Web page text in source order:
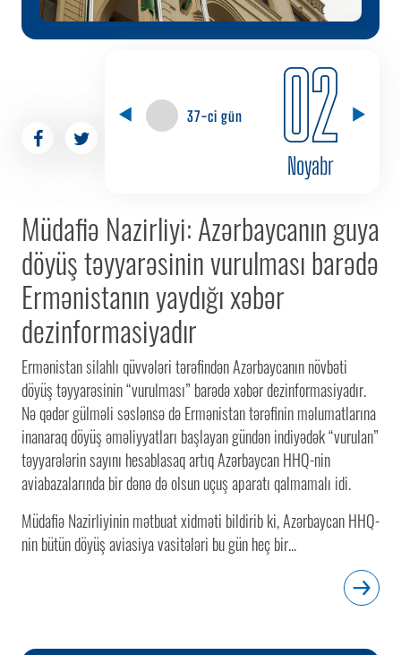
37-ci gün 02
Noyabr
Müdafiə Nazirliyi: Azərbaycanın guya
döyüş təyyarəsinin vurulması barədə
Ermənistanın yaydığı xəbər
dezinformasiyadır
Ermənistan silahlı qüvvələri tərəfindən Azərbaycanın növbəti
döyüş təyyarəsinin “vurulması” barədə xəbər dezinformasiyadır.
Nə qədər gülməli səslənsə də Ermənistan tərəfinin məlumatlarına
inanaraq döyüş əməliyyatları başlayan gündən indiyədək “vurulan”
təyyarələrin sayını hesablasaq artıq Azərbaycan HHQ-nin
aviabazalarında bir dənə də olsun uçuş aparatı qalmamalı idi.
Müdafiə Nazirliyinin mətbuat xidməti bildirib ki, Azərbaycan HHQ-
nin bütün döyüş aviasiya vasitələri bu gün heç bir...